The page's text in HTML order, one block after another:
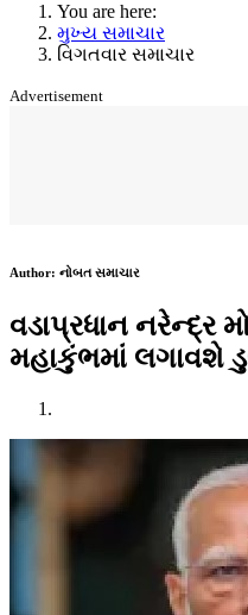
You are here:
મુખ્ય સમાચાર
વિગતવાર સમાચાર
Advertisement
Author: નોબત સમાચાર
વડાપ્રધાન નરેન્દ્ર
મહાકુંભમાં લગાવશે